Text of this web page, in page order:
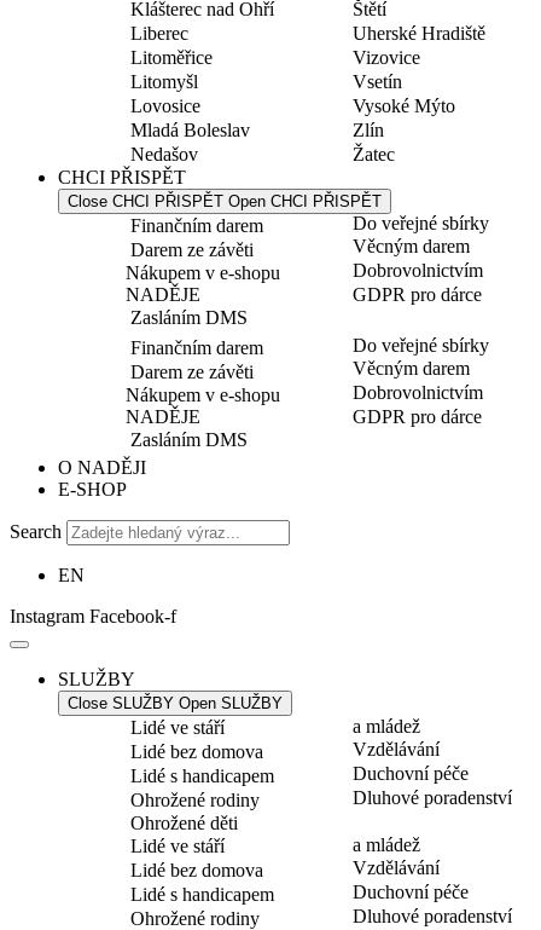
Klášterec nad Ohří
Liberec
Litoměřice
Litomyšl
Lovosice
Mladá Boleslav
Nedašov
Štětí
Uherské Hradiště
Vizovice
Vsetín
Vysoké Mýto
Zlín
Žatec
CHCI PŘISPĚT
Close CHCI PŘISPĚT Open CHCI PŘISPĚT
Finančním darem
Darem ze závěti
Nákupem v e-shopu
NADĚJE
Zasláním DMS
Do veřejné sbírky
Věcným darem
Dobrovolnictvím
GDPR pro dárce
Finančním darem
Darem ze závěti
Nákupem v e-shopu
NADĚJE
Zasláním DMS
Do veřejné sbírky
Věcným darem
Dobrovolnictvím
GDPR pro dárce
O NADĚJI
E-SHOP
Search
EN
Instagram Facebook-f
SLUŽBY
Close SLUŽBY Open SLUŽBY
Lidé ve stáří
Lidé bez domova
Lidé s handicapem
Ohrožené rodiny
Ohrožené děti
a mládež
Vzdělávání
Duchovní péče
Dluhové poradenství
Lidé ve stáří
Lidé bez domova
Lidé s handicapem
Ohrožené rodiny
a mládež
Vzdělávání
Duchovní péče
Dluhové poradenství